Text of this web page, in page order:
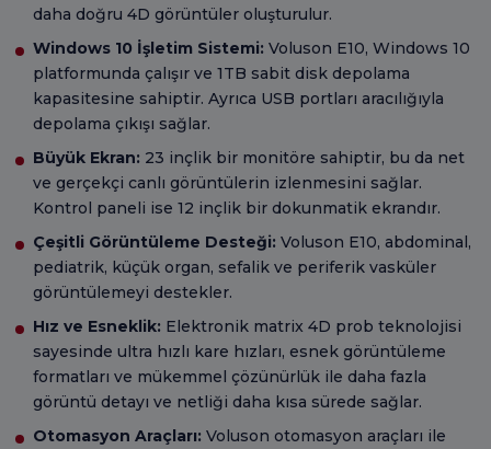
daha doğru 4D görüntüler oluşturulur.
Windows 10 İşletim Sistemi: Voluson E10, Windows 10
platformunda çalışır ve 1TB sabit disk depolama
kapasitesine sahiptir. Ayrıca USB portları aracılığıyla
depolama çıkışı sağlar.
Büyük Ekran: 23 inçlik bir monitöre sahiptir, bu da net
ve gerçekçi canlı görüntülerin izlenmesini sağlar.
Kontrol paneli ise 12 inçlik bir dokunmatik ekrandır.
Çeşitli Görüntüleme Desteği: Voluson E10, abdominal,
pediatrik, küçük organ, sefalik ve periferik vasküler
görüntülemeyi destekler.
Hız ve Esneklik: Elektronik matrix 4D prob teknolojisi
sayesinde ultra hızlı kare hızları, esnek görüntüleme
formatları ve mükemmel çözünürlük ile daha fazla
görüntü detayı ve netliği daha kısa sürede sağlar.
Otomasyon Araçları: Voluson otomasyon araçları ile